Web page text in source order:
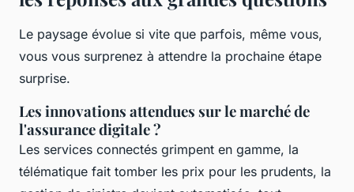
Le paysage évolue si vite que parfois, même vous,
vous vous surprenez à attendre la prochaine étape
surprise.
Les innovations attendues sur le marché de
l'assurance digitale ?
Les services connectés grimpent en gamme, la
télématique fait tomber les prix pour les prudents, la